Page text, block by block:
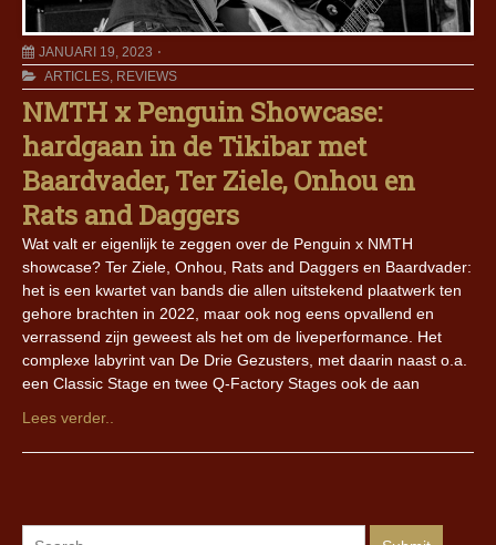
JANUARI 19, 2023
ARTICLES, REVIEWS
NMTH x Penguin Showcase:
hardgaan in de Tikibar met
Baardvader, Ter Ziele, Onhou en
Rats and Daggers
Wat valt er eigenlijk te zeggen over de Penguin x NMTH
showcase? Ter Ziele, Onhou, Rats and Daggers en Baardvader:
het is een kwartet van bands die allen uitstekend plaatwerk ten
gehore brachten in 2022, maar ook nog eens opvallend en
verrassend zijn geweest als het om de liveperformance. Het
complexe labyrint van De Drie Gezusters, met daarin naast o.a.
een Classic Stage en twee Q-Factory Stages ook de aan
Lees verder..